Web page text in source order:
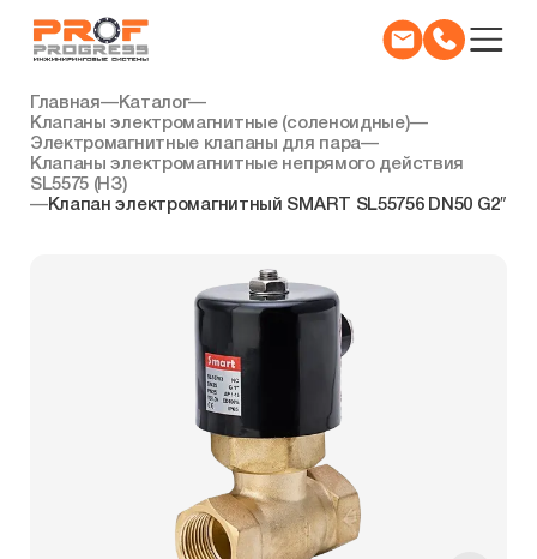
Главная—Каталог—
Клапаны электромагнитные (соленоидные)—
Электромагнитные клапаны для пара—
Клапаны электромагнитные непрямого действия
SL5575 (НЗ)
—Клапан электромагнитный SMART SL55756 DN50 G2″